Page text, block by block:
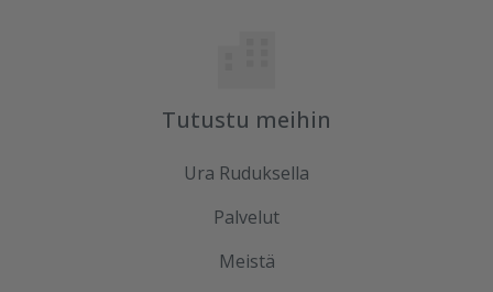
Tutustu meihin
Ura Ruduksella
Palvelut
Meistä